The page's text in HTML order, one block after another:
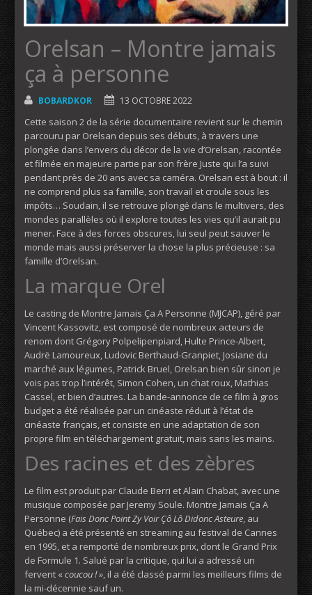
Orelsan – Montre jamais
ça à personne
BOBARDKOR 13 OCTOBRE 2022
Cette saison 2 de la série documentaire revient sur le chemin
parcouru par Orelsan depuis ses débuts, à travers une
plongée dans l’envers du décor de la vie d’Orelsan, racontée
et filmée en majeure partie par son frère Juste qui l’a suivi
pendant près de 20 ans avec sa caméra. Orelsan est à bout : il
ne comprend plus sa famille, son travail et croule sous les
impôts… Soudain, il se retrouve plongé dans le multivers, des
mondes parallèles où il explore toutes les vies qu’il aurait pu
mener. Face à des forces obscures, lui seul peut sauver le
monde mais aussi préserver la chose la plus précieuse : sa
famille d’Orelsan.
La marque Orel
Le casting de Montre Jamais Ça A Personne (MJCAP), géré par
Vincent Kassovitz, est composé de nombreux acteurs de
renom dont Grégory Polpelipenpiard, Hulte Prince-Albert,
Audrë Lamoureux, Ludovic Berthaud-Granpiet, Josiane du
marché aux légumes, Patrick Bruel, Orelsan bien sûr sinon je
vois pas trop l’intérêt, Simon Cohen, un chat roux, Mathias
Cassel, et bien d’autres. La bande-annonce de ce film à gros
budget a été réalisée par un cinéaste réduit à l’état de
cinéaste français, et consiste en une adaptation de son
propre film en téléchargement gratuit, mais sans les mains.
Des racines et des zèbres
Le film est produit par Claude Berri et Alain Chabat, avec une
musique composée par Jeremy Soule. Montre Jamais Ça A
Personne (Fais Donc Point Zy Voir Çô Lô Didonc Asteure, au
Québec) a été présenté en streaming au festival de Cannes
en 1995, et a remporté de nombreux prix, dont le Grand Prix
de Formule 1. Salué par la critique, qui lui a adressé un
fervent «coucou ! », il a été classé parmi les meilleurs films de
la mi-décennie sauf un.